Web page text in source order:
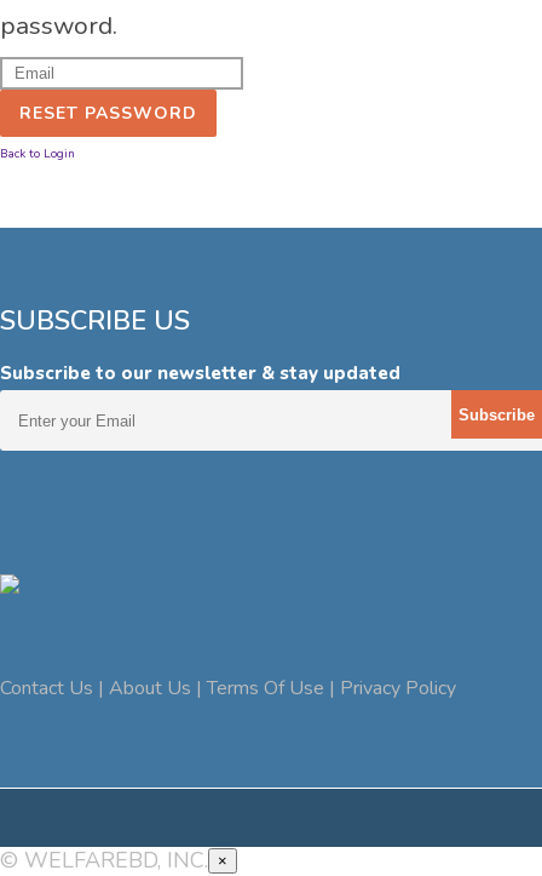
password.
RESET PASSWORD
Back to Login
SUBSCRIBE US
Subscribe to our newsletter & stay updated
Subscribe
Contact Us | About Us |Terms Of Use | Privacy Policy
© WELFAREBD, INC. ×